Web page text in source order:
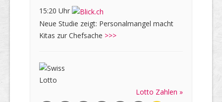
15:20 Uhr
Neue Studie zeigt: Personalmangel macht
Kitas zur Chefsache >>>
Lotto Zahlen »